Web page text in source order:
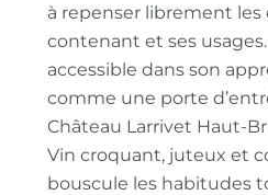
à repenser librement les
contenant et ses
accessible dans son
comme une porte
Château Larrivet Haut-
Vin croquant, juteux et
bouscule les habitudes